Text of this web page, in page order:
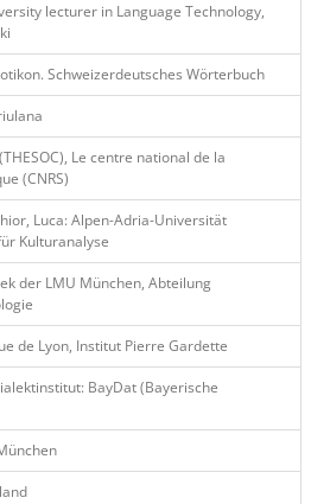
lecturer in Language Technology,
Schweizerdeutsches Wörterbuch
Le centre national de la
(CNRS)
Luca: Alpen-Adria-Universität
Kulturanalyse
der LMU München, Abteilung
de Lyon, Institut Pierre Gardette
BayDat (Bayerische